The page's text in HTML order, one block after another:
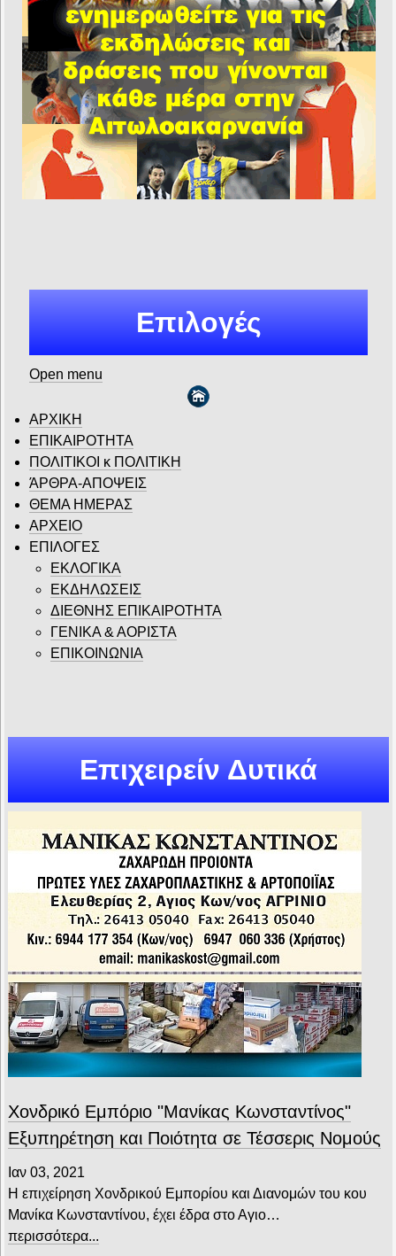
Επιλογές
Open menu
ΑΡΧΙΚΗ
ΕΠΙΚΑΙΡΟΤΗΤΑ
ΠΟΛΙΤΙΚΟΙ κ ΠΟΛΙΤΙΚΗ
ΆΡΘΡΑ-ΑΠΟΨΕΙΣ
ΘΕΜΑ ΗΜΕΡΑΣ
ΑΡΧΕΙΟ
ΕΠΙΛΟΓΕΣ
ΕΚΛΟΓΙΚΑ
ΕΚΔΗΛΩΣΕΙΣ
ΔΙΕΘΝΗΣ ΕΠΙΚΑΙΡΟΤΗΤΑ
ΓΕΝΙΚΑ & ΑΟΡΙΣΤΑ
ΕΠΙΚΟΙΝΩΝΙΑ
Επιχειρείν Δυτικά
Χονδρικό Εμπόριο "Μανίκας Κωνσταντίνος"
Εξυπηρέτηση και Ποιότητα σε Τέσσερις Νομούς
Ιαν 03, 2021
Η επιχείρηση Χονδρικού Εμπορίου και Διανομών του κου
Μανίκα Κωνσταντίνου, έχει έδρα στο Αγιο…
περισσότερα...